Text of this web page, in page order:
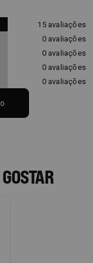
15 avaliações
0 avaliações
0 avaliações
0 avaliações
0 avaliações